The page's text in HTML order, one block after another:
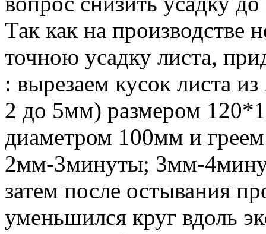
Так как на производстве
точною усадку листа,
: вырезаем кусок листа
2 до 5мм) размером
диаметром 100мм и
2мм-3минуты; 3мм-
затем после остывания
уменьшился круг вдоль